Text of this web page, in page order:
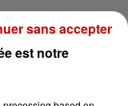
: le chef
est notre
sans accepter